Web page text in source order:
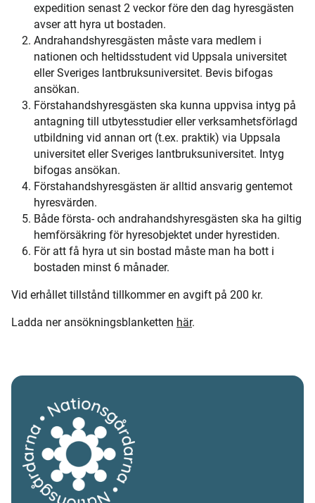
expedition senast 2 veckor före den dag hyresgästen
avser att hyra ut bostaden.
Andrahandshyresgästen måste vara medlem i
nationen och heltidsstudent vid Uppsala universitet
eller Sveriges lantbruksuniversitet. Bevis bifogas
ansökan.
Förstahandshyresgästen ska kunna uppvisa intyg på
antagning till utbytesstudier eller verksamhetsförlagd
utbildning vid annan ort (t.ex. praktik) via Uppsala
universitet eller Sveriges lantbruksuniversitet. Intyg
bifogas ansökan.
Förstahandshyresgästen är alltid ansvarig gentemot
hyresvärden.
Både första- och andrahandshyresgästen ska ha giltig
hemförsäkring för hyresobjektet under hyrestiden.
För att få hyra ut sin bostad måste man ha bott i
bostaden minst 6 månader.
Vid erhållet tillstånd tillkommer en avgift på 200 kr.
Ladda ner ansökningsblanketten här.